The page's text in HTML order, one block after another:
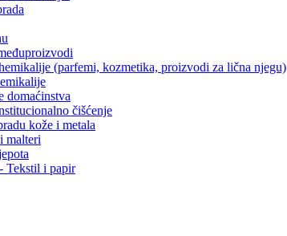
(parfemi, kozmetika, proizvodi za lična njegu)
domaćinstva
čišćenje
kože i metala
malteri
Tekstil i papir